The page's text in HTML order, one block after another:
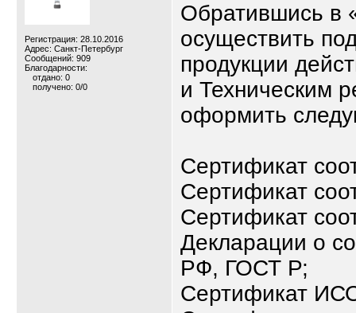
Регистрация: 28.10.2016
Адрес: Санкт-Петербург
Сообщений: 909
Благодарности:
отдано: 0
получено: 0/0
Обратившись в
осуществить
продукции
и Техническим
оформить
Сертификат
Сертификат
Сертификат
Декларации о
РФ, ГОСТ Р;
Сертификат